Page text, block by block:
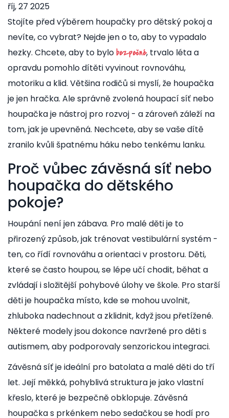
říj, 27 2025
Stojíte před výběrem houpačky pro dětský pokoj a
nevíte, co vybrat? Nejde jen o to, aby to vypadalo
hezky. Chcete, aby to bylobezpečné, trvalo léta a
opravdu pomohlo dítěti vyvinout rovnováhu,
motoriku a klid. Většina rodičů si myslí, že houpačka
je jen hračka. Ale správně zvolená houpací síť nebo
houpačka je nástroj pro rozvoj - a zároveň záleží na
tom, jak je upevněná. Nechcete, aby se vaše dítě
zranilo kvůli špatnému háku nebo tenkému lanku.
Proč vůbec závěsná síť nebo
houpačka do dětského
pokoje?
Houpání není jen zábava. Pro malé děti je to
přirozený způsob, jak trénovat vestibulární systém -
ten, co řídí rovnováhu a orientaci v prostoru. Děti,
které se často houpou, se lépe učí chodit, běhat a
zvládají i složitější pohybové úlohy ve škole. Pro starší
děti je houpačka místo, kde se mohou uvolnit,
zhluboka nadechnout a zklidnit, když jsou přetížené.
Některé modely jsou dokonce navržené pro děti s
autismem, aby podporovaly senzorickou integraci.
Závěsná síť je ideální pro batolata a malé děti do tří
let. Její měkká, pohyblivá struktura je jako vlastní
křeslo, které je bezpečně obklopuje. Závěsná
houpačka s prkénkem nebo sedačkou se hodí pro